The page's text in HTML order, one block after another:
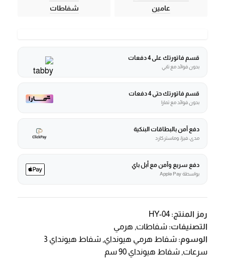
عامين شفاطات
قسم فاتورتك على 4 دفعات
بدون فوائد مع تابي
قسم فاتورتك حتى 4 دفعات
بدون فوائد مع تمارا
دفع آمن بالبطاقات البنكية
مدى، فيزا، وماستركارد
دفع سريع وآمن مع أبل باي
بواسطة Apple Pay
رمز المنتج:HY-04
التصنيفات: شفاطات, هرمي
الوسوم: شفاط هرمي هيونداي,
شفاط هيونداي 3
سرعات, شفاط هيونداي 90 سم